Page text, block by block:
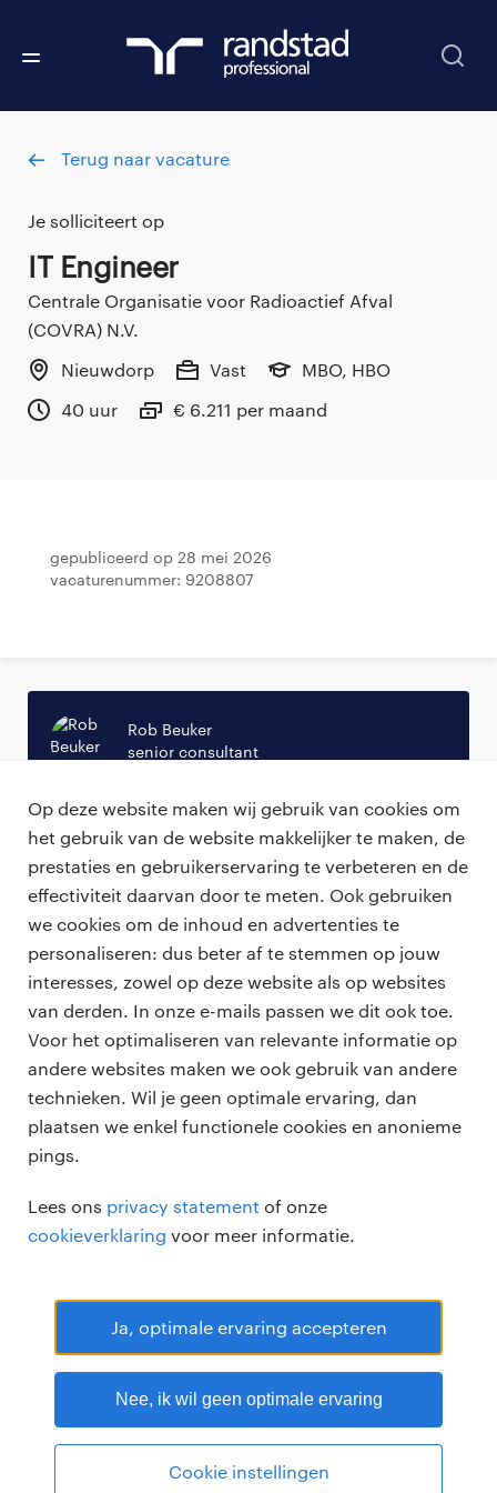
Op deze website maken wij gebruik van cookies om
het gebruik van de website makkelijker te maken, de
prestaties en gebruikerservaring te verbeteren en de
effectiviteit daarvan door te meten. Ook gebruiken
we cookies om de inhoud en advertenties te
personaliseren: dus beter af te stemmen op jouw
interesses, zowel op deze website als op websites
van derden. In onze e-mails passen we dit ook toe.
Voor het optimaliseren van relevante informatie op
andere websites maken we ook gebruik van andere
technieken. Wil je geen optimale ervaring, dan
plaatsen we enkel functionele cookies en anonieme
pings.
Lees ons privacy statement of onze
cookieverklaring voor meer informatie.
Ja, optimale ervaring accepteren
Nee, ik wil geen optimale ervaring
Cookie instellingen
Terug naar vacature
Je solliciteert op
IT Engineer
Centrale Organisatie voor Radioactief Afval
(COVRA) N.V.
Nieuwdorp
Vast
MBO, HBO
40 uur
€ 6.211 per maand
Gepubliceerd op 28 mei 2026
Vacaturenummer: 9208807
Rob Beuker
senior consultant
rob.beuker@randstadprofessional.nl
06-25518638
professionals
vacatures
zzp-opdrachten
careers for expats
voor opdrachtgevers
vacature plaatsen
over ons
werken bij Randstad
onze kantoren
RANDSTAD PROFESSIONAL is een geregistreerd handelsmerk van
Randstad N.V.
Cookies Disclaimer